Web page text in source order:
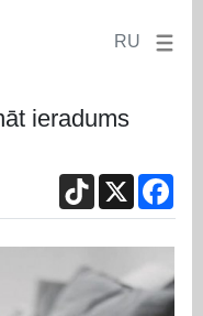
RU
ieradums
TikTok
X